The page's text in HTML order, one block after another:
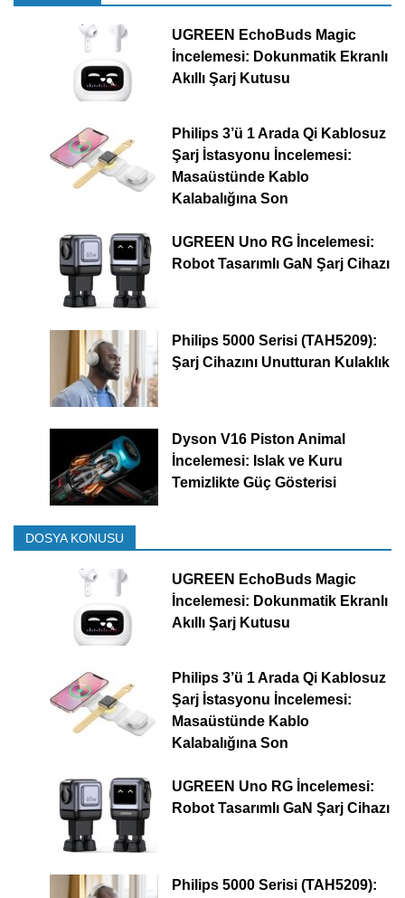
UGREEN EchoBuds Magic
İncelemesi: Dokunmatik Ekranlı
Akıllı Şarj Kutusu
Philips 3’ü 1 Arada Qi Kablosuz
Şarj İstasyonu İncelemesi:
Masaüstünde Kablo
Kalabalığına Son
UGREEN Uno RG İncelemesi:
Robot Tasarımlı GaN Şarj Cihazı
Philips 5000 Serisi (TAH5209):
Şarj Cihazını Unutturan Kulaklık
Dyson V16 Piston Animal
İncelemesi: Islak ve Kuru
Temizlikte Güç Gösterisi
DOSYA KONUSU
UGREEN EchoBuds Magic
İncelemesi: Dokunmatik Ekranlı
Akıllı Şarj Kutusu
Philips 3’ü 1 Arada Qi Kablosuz
Şarj İstasyonu İncelemesi:
Masaüstünde Kablo
Kalabalığına Son
UGREEN Uno RG İncelemesi:
Robot Tasarımlı GaN Şarj Cihazı
Philips 5000 Serisi (TAH5209):